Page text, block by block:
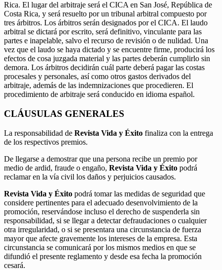
Rica. El lugar del arbitraje será el CICA en San José, República de
Costa Rica, y será resuelto por un tribunal arbitral compuesto por
tres árbitros. Los árbitros serán designados por el CICA. El laudo
arbitral se dictará por escrito, será definitivo, vinculante para las
partes e inapelable, salvo el recurso de revisión o de nulidad. Una
vez que el laudo se haya dictado y se encuentre firme, producirá los
efectos de cosa juzgada material y las partes deberán cumplirlo sin
demora. Los árbitros decidirán cuál parte deberá pagar las costas
procesales y personales, así como otros gastos derivados del
arbitraje, además de las indemnizaciones que procedieren. El
procedimiento de arbitraje será conducido en idioma español.
CLÁUSULAS GENERALES
La responsabilidad de Revista Vida y Éxito finaliza con la entrega
de los respectivos premios.
De llegarse a demostrar que una persona recibe un premio por
medio de ardid, fraude o engaño, Revista Vida y Éxito podrá
reclamar en la vía civil los daños y perjuicios causados.
Revista Vida y Éxito podrá tomar las medidas de seguridad que
considere pertinentes para el adecuado desenvolvimiento de la
promoción, reservándose incluso el derecho de suspenderla sin
responsabilidad, si se llegar a detectar defraudaciones o cualquier
otra irregularidad, o si se presentara una circunstancia de fuerza
mayor que afecte gravemente los intereses de la empresa. Esta
circunstancia se comunicará por los mismos medios en que se
difundió el presente reglamento y desde esa fecha la promoción
cesará.